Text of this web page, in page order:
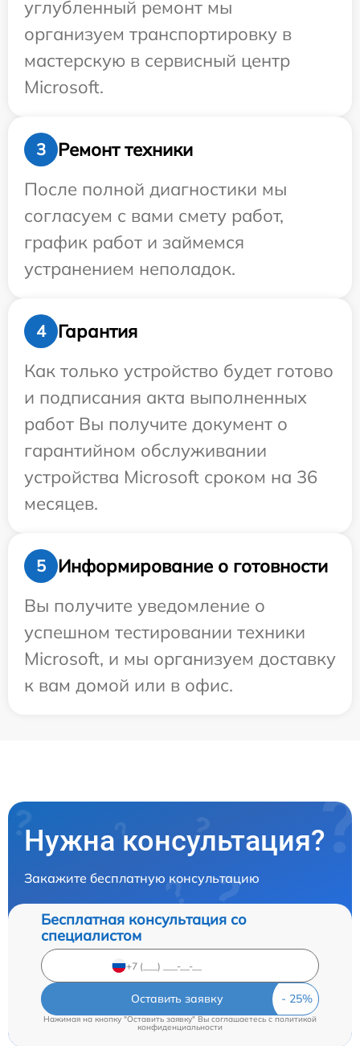
углубленный ремонт мы
организуем транспортировку в
мастерскую в сервисный центр
Microsoft.
3
Ремонт техники
После полной диагностики мы
согласуем с вами смету работ,
график работ и займемся
устранением неполадок.
4
Гарантия
Как только устройство будет готово
и подписания акта выполненных
работ Вы получите документ о
гарантийном обслуживании
устройства Microsoft сроком на 36
месяцев.
5
Информирование о готовности
Вы получите уведомление о
успешном тестировании техники
Microsoft, и мы организуем доставку
к вам домой или в офис.
Нужна консультация?
Закажите бесплатную консультацию
Бесплатная консультация со
специалистом
Оставить заявку
Нажимая на кнопку "Оставить заявку" Вы соглашаетесь c политикой
конфиденциальности